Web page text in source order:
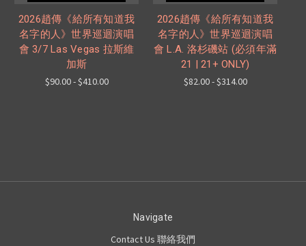
2026趙傳《給所有知道我
名字的人》世界巡迴演唱
會 3/7 Las Vegas 拉斯維
加斯
$90.00 - $410.00
2026趙傳《給所有知道我
名字的人》世界巡迴演唱
會 L.A. 洛杉磯站 (必須年滿
21 | 21+ ONLY)
$82.00 - $314.00
Navigate
Contact Us 聯絡我們